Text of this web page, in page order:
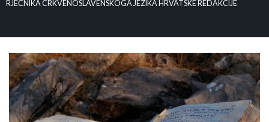
RJEČNIKA CRKVENOSLAVENSKOGA JEZIKA HRVATSKE REDAKCIJE